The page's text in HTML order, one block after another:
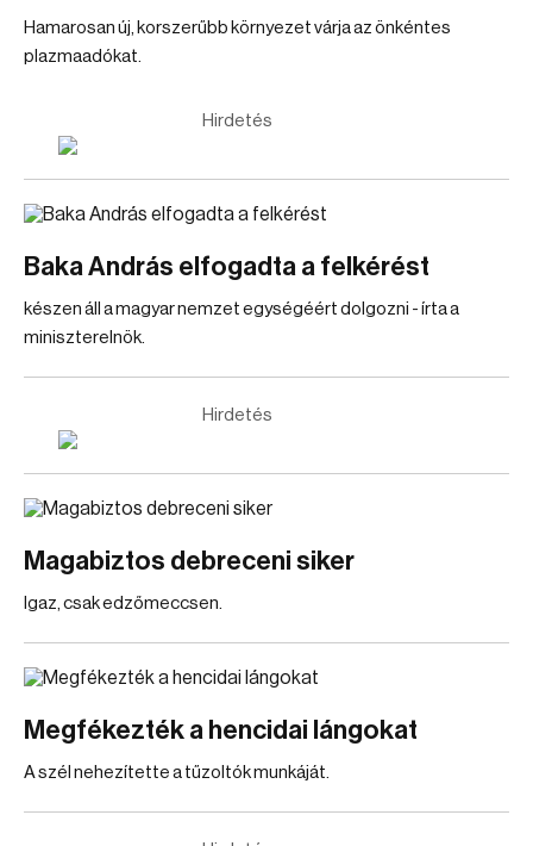
Hamarosan új, korszerűbb környezet várja az önkéntes
plazmaadókat.
Hirdetés
Baka András elfogadta a felkérést
készen áll a magyar nemzet egységéért dolgozni - írta a
miniszterelnök.
Hirdetés
Magabiztos debreceni siker
Igaz, csak edzőmeccsen.
Megfékezték a hencidai lángokat
A szél nehezítette a tűzoltók munkáját.